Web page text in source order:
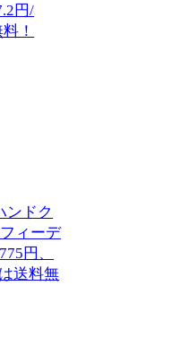
円/
！
ンドク
ィーデ
円、
送料無